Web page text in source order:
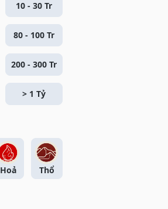
10 - 30 Tr
80 - 100 Tr
200 - 300 Tr
> 1 Tỷ
Hoả Thổ